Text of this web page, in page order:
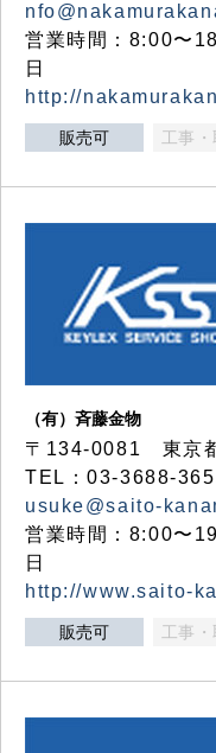
営業時間：8:00〜
日
http://
販売可 工事
（有）斉藤金物
〒134-0081 東京
TEL：03-3688-
usuke@saito-
営業時間：8:00〜
日
http://www.saito-
販売可 工事